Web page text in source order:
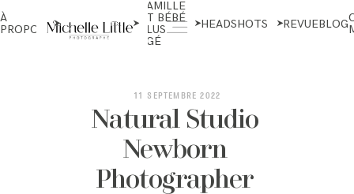
À
PROPOS
NÉS ET
MATERNITÉ
FAMILLE
ET BÉBÉ
PLUS
ÂGÉ
HEADSHOTS REVUEBLOG
11 SEPTEMBRE 2022
Natural Studio
Newborn
Photographer
ABOUT
NEWBORN & MATERNITY